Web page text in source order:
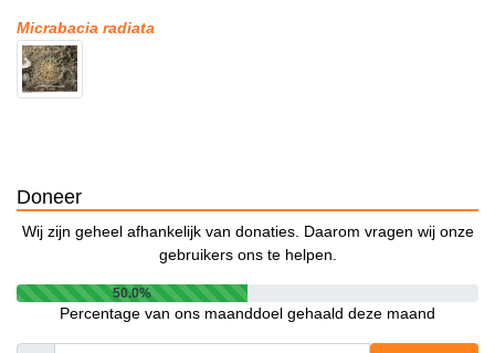
Micrabacia radiata
Doneer
Wij zijn geheel afhankelijk van donaties. Daarom vragen wij onze
gebruikers ons te helpen.
50.0%
Percentage van ons maanddoel gehaald deze maand